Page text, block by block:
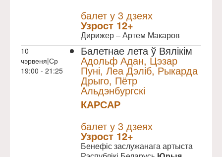
балет у 3 дзеях
Узрoст 12+
Дирижер – Артем Макаров
10
чэрвеня|Ср
19:00 - 21:25
Балетнае лета ў Вялікім
Адольф Адан, Цэзар
Пуні, Леа Дэліб, Рыкарда
Дрыго, Пётр
Альдэнбургскі
КАРСАР
балет у 3 дзеях
Узрoст 12+
Бенефіс заслужанага артыста